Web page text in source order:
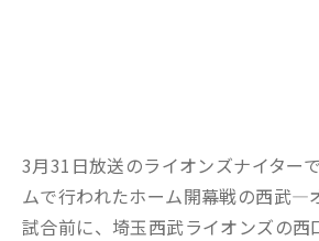
3月31日放送のライオンズナイター
ムで行われたホーム開幕戦の西武―
試合前に、埼玉西武ライオンズの西